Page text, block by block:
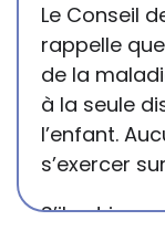
Le Conseil
rappelle
de la
à la seule
l’enfant.
s’exercer
S’il est